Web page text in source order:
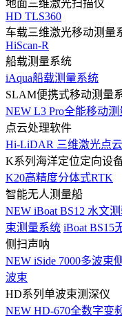
地面三维激光扫描仪
HD TLS360
车载三维激光移动测量
HiScan-R
船载测量系统
iAqua船载测量系统
SLAM便携式移动测量
NEW L3 Pro全能移动
点云处理软件
Hi-LiDAR 三维激光点
K系列海洋定位定向设
K20高精度分体式RTK
智能无人测量船
NEW iBoat BS12 水文
束测量系统 iBoat BS15
侧扫声呐
NEW iSide 7000多波束
波束
HD系列单波束测深仪
NEW HD-670全数字变